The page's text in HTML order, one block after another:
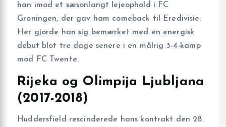
han imod et sæsonlangt lejeophold i FC
Groningen, der gav ham comeback til Eredivisie.
Her gjorde han sig bemærket med en energisk
debut blot tre dage senere i en målrig 3-4-kamp
mod FC Twente.
Rijeka og Olimpija Ljubljana
(2017-2018)
Huddersfield rescinderede hans kontrakt den 28.